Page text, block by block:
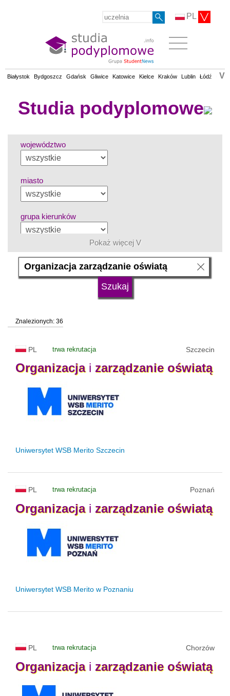
PL
Białystok Bydgoszcz Gdańsk Gliwice Katowice Kielce Kraków Lublin Łódź V
Studia podyplomowe
województwo
miasto
grupa kierunków
język
status uczelni
Pokaż więcej V
Znalezionych: 36
PL trwa rekrutacja Szczecin
Organizacjai zarządzanie oświatą
Uniwersytet WSB Merito Szczecin
PL trwa rekrutacja Poznań
Organizacjai zarządzanie oświatą
Uniwersytet WSB Merito w Poznaniu
PL trwa rekrutacja Chorzów
Organizacjai zarządzanie oświatą